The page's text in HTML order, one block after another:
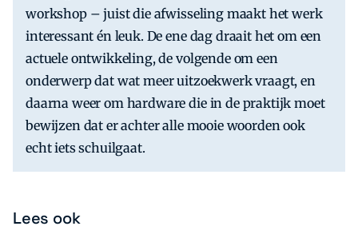
workshop – juist die afwisseling maakt het werk
interessant én leuk. De ene dag draait het om een
actuele ontwikkeling, de volgende om een
onderwerp dat wat meer uitzoekwerk vraagt, en
daarna weer om hardware die in de praktijk moet
bewijzen dat er achter alle mooie woorden ook
echt iets schuilgaat.
Lees ook